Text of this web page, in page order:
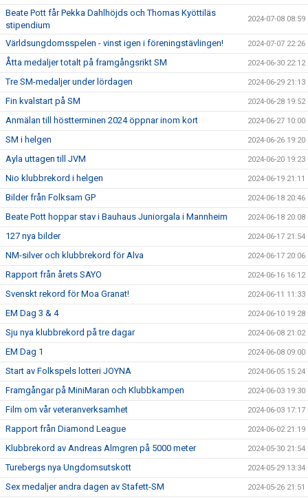
Beate Pott får Pekka Dahlhöjds och Thomas Kyöttiläs
stipendium
2024-07-08 08:59
Världsungdomsspelen - vinst igen i föreningstävlingen! 2024-07-07 22:26
Åtta medaljer totalt på framgångsrikt SM 2024-06-30 22:12
Tre SM-medaljer under lördagen 2024-06-29 21:13
Fin kvalstart på SM 2024-06-28 19:52
Anmälan till höstterminen 2024 öppnar inom kort 2024-06-27 10:00
SM i helgen 2024-06-26 19:20
Ayla uttagen till JVM 2024-06-20 19:23
Nio klubbrekord i helgen 2024-06-19 21:11
Bilder från Folksam GP 2024-06-18 20:46
Beate Pott hoppar stav i Bauhaus Juniorgala i Mannheim 2024-06-18 20:08
127 nya bilder 2024-06-17 21:54
NM-silver och klubbrekord för Alva 2024-06-17 20:06
Rapport från årets SAYO 2024-06-16 16:12
Svenskt rekord för Moa Granat! 2024-06-11 11:33
EM Dag 3 & 4 2024-06-10 19:28
Sju nya klubbrekord på tre dagar 2024-06-08 21:02
EM Dag 1 2024-06-08 09:00
Start av Folkspels lotteri JOYNA 2024-06-05 15:24
Framgångar på MiniMaran och Klubbkampen 2024-06-03 19:30
Film om vår veteranverksamhet 2024-06-03 17:17
Rapport från Diamond League 2024-06-02 21:19
Klubbrekord av Andreas Almgren på 5000 meter 2024-05-30 21:54
Turebergs nya Ungdomsutskott 2024-05-29 13:34
Sex medaljer andra dagen av Stafett-SM 2024-05-26 21:51